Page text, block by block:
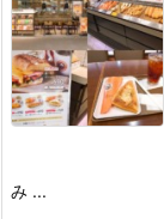
み ...